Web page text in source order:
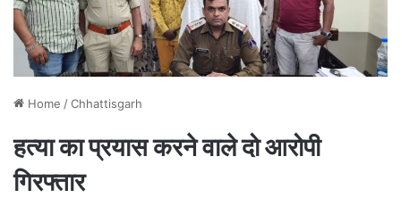
Home /Chhattisgarh
हत्या का प्रयास करने वाले दो आरोपी
गिरफ्तार